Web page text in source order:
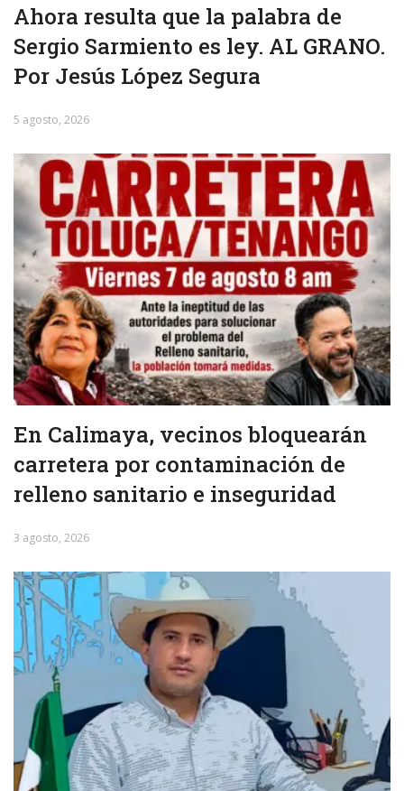
Ahora resulta que la palabra de
Sergio Sarmiento es ley. AL GRANO.
Por Jesús López Segura
5 agosto, 2026
En Calimaya, vecinos bloquearán
carretera por contaminación de
relleno sanitario e inseguridad
3 agosto, 2026